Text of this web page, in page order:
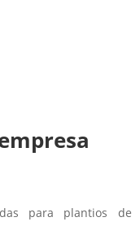
para plantios de